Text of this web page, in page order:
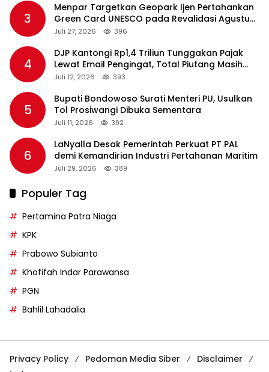
3
Menpar Targetkan Geopark Ijen Pertahankan
Green Card UNESCO pada Revalidasi Agustus
2026
Juli 27, 2026 396
4
DJP Kantongi Rp1,4 Triliun Tunggakan Pajak
Lewat Email Pengingat, Total Piutang Masih
Rp36 Triliun
Juli 12, 2026 393
5
Bupati Bondowoso Surati Menteri PU, Usulkan
Tol Prosiwangi Dibuka Sementara
Juli 11, 2026 392
6
LaNyalla Desak Pemerintah Perkuat PT PAL
demi Kemandirian Industri Pertahanan Maritim
Juli 29, 2026 389
Populer Tag
Pertamina Patra Niaga
KPK
Prabowo Subianto
Khofifah Indar Parawansa
PGN
Bahlil Lahadalia
Privacy Policy Pedoman Media Siber
Disclaimer